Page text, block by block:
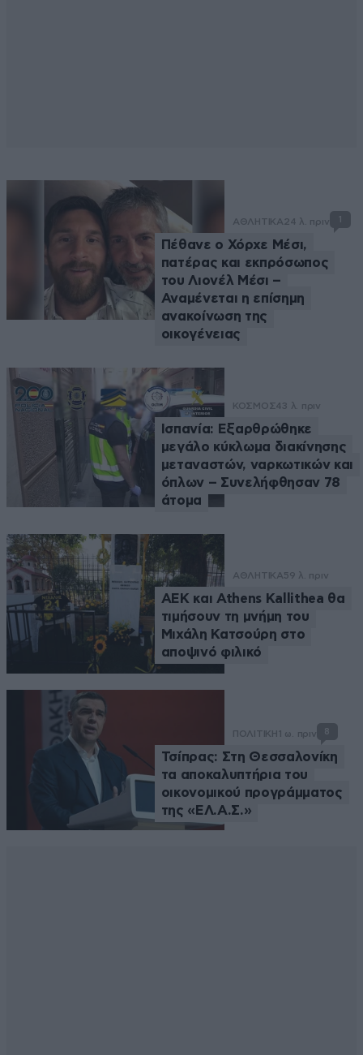
ΑΘΛΗΤΙΚΑ 24 λ. πριν 1
Πέθανε ο Χόρχε Μέσι,
πατέρας και εκπρόσωπος
του Λιονέλ Μέσι –
Αναμένεται η επίσημη
ανακοίνωση της
οικογένειας
ΚΟΣΜΟΣ43 λ. πριν
Ισπανία: Εξαρθρώθηκε
μεγάλο κύκλωμα διακίνησης
μεταναστών, ναρκωτικών και
όπλων – Συνελήφθησαν 78
άτομα
ΑΘΛΗΤΙΚΑ59 λ. πριν
ΑΕΚ και Athens Kallithea θα
τιμήσουν τη μνήμη του
Μιχάλη Κατσούρη στο
αποψινό φιλικό
ΠΟΛΙΤΙΚΗ 1 ω. πριν 8
Τσίπρας: Στη Θεσσαλονίκη
τα αποκαλυπτήρια του
οικονομικού προγράμματος
της «ΕΛ.Α.Σ.»